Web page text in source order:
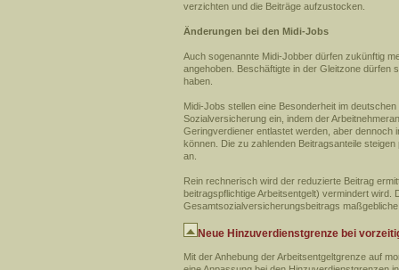
verzichten und die Beiträge aufzustocken.
Änderungen bei den Midi-Jobs
Auch sogenannte Midi-Jobber dürfen zukünftig
angehoben. Beschäftigte in der Gleitzone dürfen
haben.
Midi-Jobs stellen eine Besonderheit im
Sozialversicherung ein, indem der
Geringverdiener entlastet werden, aber dennoch
können. Die zu zahlenden Beitragsanteile
an.
Rein rechnerisch wird der reduzierte Beitrag
beitragspflichtige Arbeitsentgelt) vermindert wird.
Gesamtsozialversicherungsbeitrags
Neue Hinzuverdienstgrenze bei
Mit der Anhebung der Arbeitsentgeltgrenze auf